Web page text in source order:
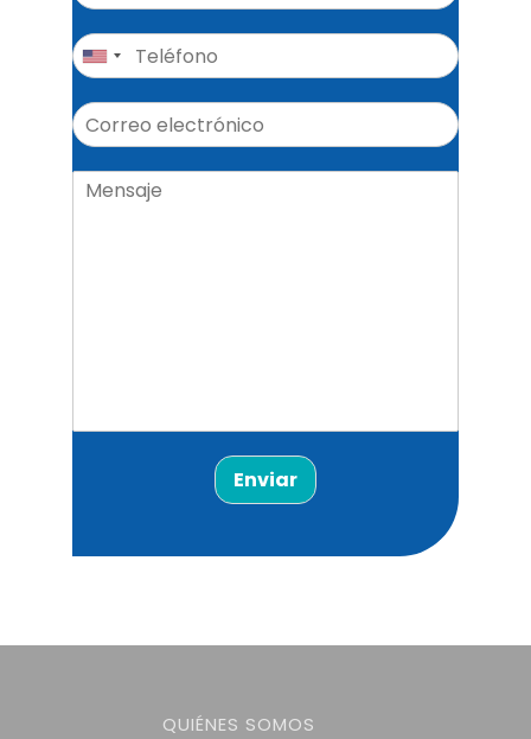
Enviar
QUIÉNES SOMOS